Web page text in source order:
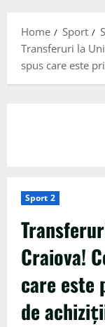
Home Sport
Transferuri la
spus care este
Sport 2
Craiova!
care este
de